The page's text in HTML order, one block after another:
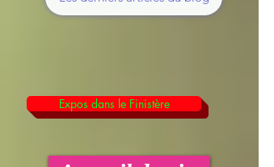
Expos dans le Finistère